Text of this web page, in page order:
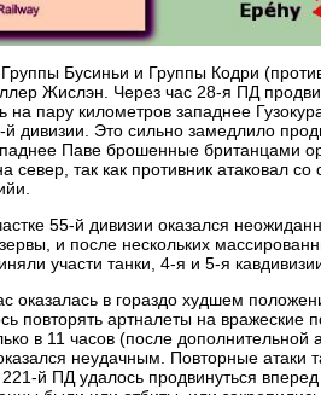
Бусиньи и Группы Кодри
Жислэн. Через час 28-я ПД
на пару километров западнее
й дивизии. Это сильно замедлило
Паве брошенные британцами
север, так как противник атаковал
55-й дивизии оказался
и после нескольких
участи танки, 4-я и 5-я
оказалась в гораздо худшем
повторять артналеты на вражеские
в 11 часов (после дополнительной
неудачным. Повторные
й ПД удалось продвинуться